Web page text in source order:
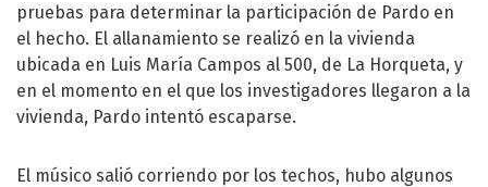
pruebas para determinar la participación de Pardo en
el hecho. El allanamiento se realizó en la vivienda
ubicada en Luis María Campos al 500, de La Horqueta, y
en el momento en el que los investigadores llegaron a la
vivienda, Pardo intentó escaparse.
El músico salió corriendo por los techos, hubo algunos